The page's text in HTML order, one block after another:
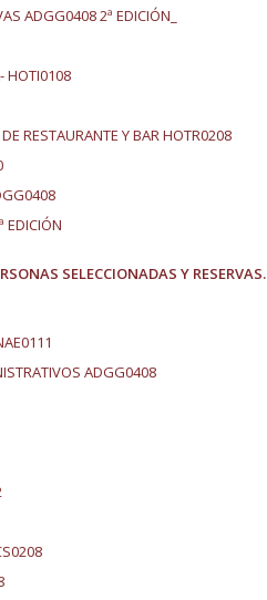
ADGG0408 2ª EDICIÓN_
HOTI0108
RESTAURANTE Y BAR HOTR0208
EDICIÓN
SELECCIONADAS Y RESERVAS.
ADGG0408